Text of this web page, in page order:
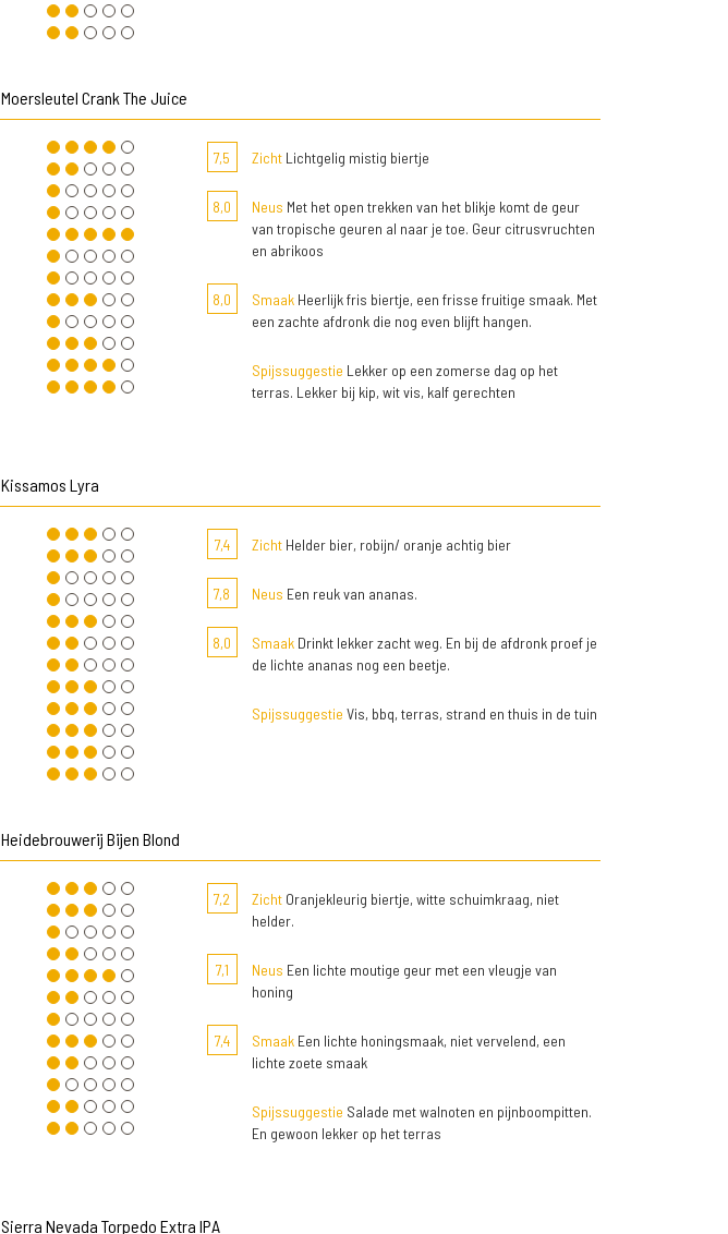
Moersleutel Crank The Juice
7,5 ZichtLichtgelig mistig biertje
8,0 Neus Met het open trekken van het blikje komt de geur
van tropische geuren al naar je toe. Geur citrusvruchten
en abrikoos
8,0 SmaakHeerlijk fris biertje, een frisse fruitige smaak. Met
een zachte afdronk die nog even blijft hangen.
Spijssuggestie Lekker op een zomerse dag op het
terras. Lekker bij kip, wit vis, kalf gerechten
Kissamos Lyra
7,4 ZichtHelder bier, robijn/ oranje achtig bier
7,8 Neus Een reuk van ananas.
8,0 SmaakDrinkt lekker zacht weg. En bij de afdronk proef je
de lichte ananas nog een beetje.
Spijssuggestie Vis, bbq, terras, strand en thuis in de tuin
Heidebrouwerij Bijen Blond
7,2 ZichtOranjekleurig biertje, witte schuimkraag, niet
helder.
7,1 Neus Een lichte moutige geur met een vleugje van
honing
7,4 SmaakEen lichte honingsmaak, niet vervelend, een
lichte zoete smaak
Spijssuggestie Salade met walnoten en pijnboompitten.
En gewoon lekker op het terras
Sierra Nevada Torpedo Extra IPA